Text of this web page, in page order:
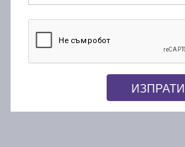
ИЗПРАТИ